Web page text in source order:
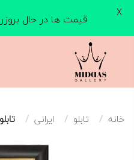
خانه تابلو ایرانی
قیمت ها در حال X